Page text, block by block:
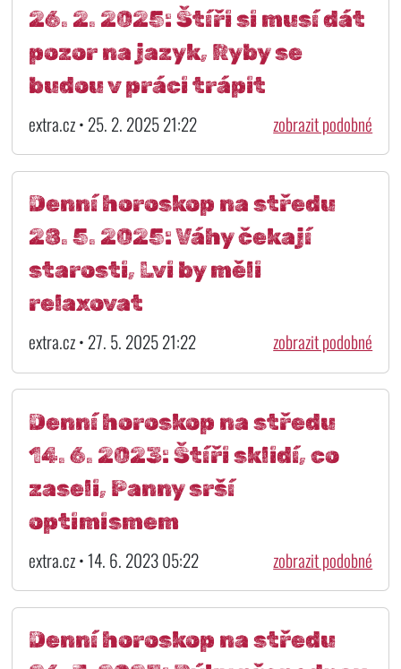
26. 2. 2025: Štíři si musí dát
pozor na jazyk, Ryby se
budou v práci trápit
extra.cz • 25. 2. 2025 21:22 zobrazit podobné
Denní horoskop na středu
28. 5. 2025: Váhy čekají
starosti, Lvi by měli
relaxovat
extra.cz • 27. 5. 2025 21:22 zobrazit podobné
Denní horoskop na středu
14. 6. 2023: Štíři sklidí, co
zaseli, Panny srší
optimismem
extra.cz • 14. 6. 2023 05:22 zobrazit podobné
Denní horoskop na středu